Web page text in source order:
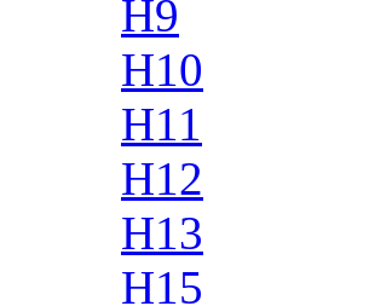
H9
H10
H11
H12
H13
H15